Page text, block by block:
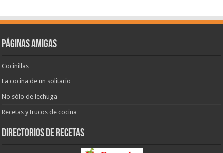
Páginas amigas
Cocinillas
La cocina de un solitario
No sólo de lechuga
Recetas y trucos de cocina
Directorios de recetas